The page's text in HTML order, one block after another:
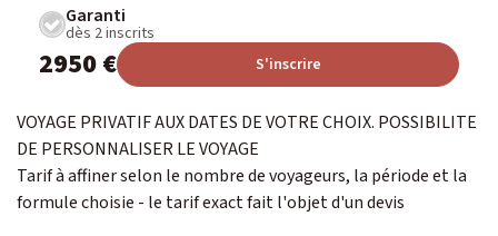
Garanti
dès 2 inscrits
2950 € S'inscrire
VOYAGE PRIVATIF AUX DATES DE VOTRE CHOIX. POSSIBILITE
DE PERSONNALISER LE VOYAGE
Tarif à affiner selon le nombre de voyageurs, la période et la
formule choisie - le tarif exact fait l'objet d'un devis